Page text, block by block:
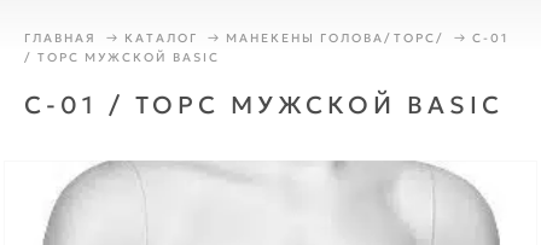
ГЛАВНАЯ КАТАЛОГ МАНЕКЕНЫ ГОЛОВА/ТОРС/
C-01
/ ТОРС МУЖСКОЙ BASIC
C-01 / ТОРС МУЖСКОЙ BASIC